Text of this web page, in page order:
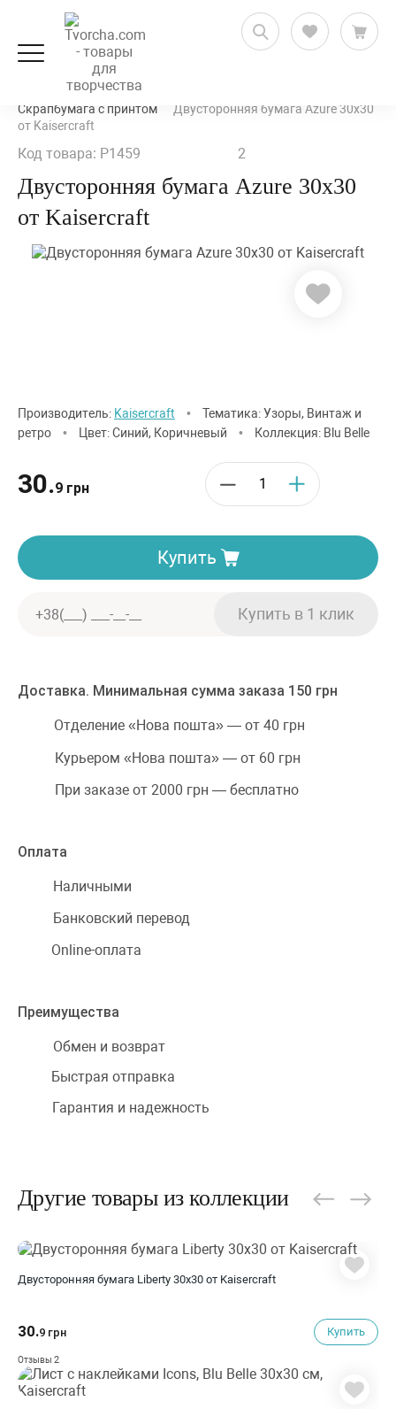
Скрапбукинг
Бумага для скрапбукинга
Скрапбумага с принтом
Двусторонняя бумага Azure 30х30
от Kaisercraft
Код товара: P1459 2
Двусторонняя бумага Azure 30х30
от Kaisercraft
Производитель: Kaisercraft •
Тематика: Узоры, Винтаж и
ретро
• Цвет: Синий, Коричневый • Коллекция: Blu Belle
30.9 грн
Купить
Доставка. Минимальная сумма заказа 150 грн
Отделение «Нова пошта» — от 40 грн
Курьером «Нова пошта» — от 60 грн
При заказе от 2000 грн — бесплатно
Оплата
Наличными
Банковский перевод
Online-оплата
Преимущества
Обмен и возврат
Быстрая отправка
Гарантия и надежность
Другие товары из коллекции
Двусторонняя бумага Liberty 30х30 от Kaisercraft
30.9 грн Купить
Отзывы 2